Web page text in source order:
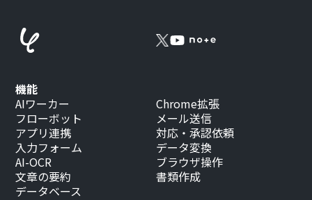
機能
AIワーカー
フローボット
アプリ連携
入力フォーム
AI-OCR
文章の要約
データベース
Chrome拡張
メール送信
対応・承認依頼
データ変換
ブラウザ操作
書類作成